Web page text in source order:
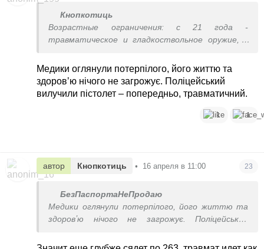
Кнопкотиць
Возрастные ограничения: с 21 года -
травматическое и гладкоствольное оружие, с
Внимательно.
Где слово пневматическое? Или нужно
объяснить разницу между тремя типами
Медики оглянули потерпілого, його життю та
здоровʼю нічого не загрожує. Поліцейський
вилучили пістолет – попередньо, травматичний.
1 1
автор Кнопкотиць • 16 апреля в 11:00 23
БезПаспортаНеПродаю
Медики оглянули потерпілого, його життю та
здоровʼю нічого не загрожує. Поліцейський
травматичний.